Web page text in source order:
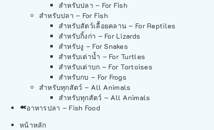
สำหรับปลา – For Fish
สำหรับปลา – For Fish
สำหรับสัตว์เลื้อยคลาน – For Reptiles
สำหรับกิ้งก่า – For Lizards
สำหรับงู – For Snakes
สำหรับเต่าน้ำ – For Turtles
สำหรับเต่าบก – For Tortoises
สำหรับกบ – For Frogs
สำหรับทุกสัตว์ – All Animals
สำหรับทุกสัตว์ – All Animals
อาหารปลา – Fish Food
หน้าหลัก